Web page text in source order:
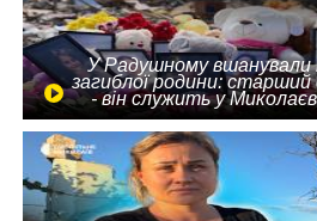
У Радушному
загиблої родини: старший
- він служить у